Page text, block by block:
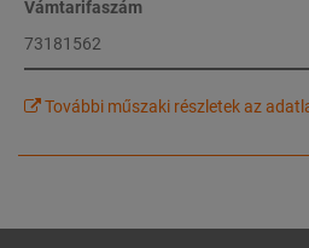
Vámtarifaszám
73181562
További műszaki részletek az